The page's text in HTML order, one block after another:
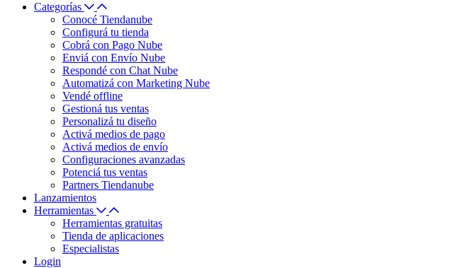
Categorías
Conocé Tiendanube
Configurá tu tienda
Cobrá con Pago Nube
Enviá con Envío Nube
Respondé con Chat Nube
Automatizá con Marketing Nube
Vendé offline
Gestioná tus ventas
Personalizá tu diseño
Activá medios de pago
Activá medios de envío
Configuraciones avanzadas
Potenciá tus ventas
Partners Tiendanube
Lanzamientos
Herramientas
Herramientas gratuitas
Tienda de aplicaciones
Especialistas
Login